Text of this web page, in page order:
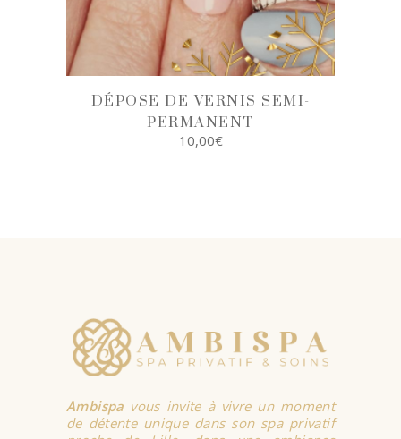
DÉPOSE DE VERNIS SEMI-
PERMANENT
10,00€
Ambispa vous invite à vivre un moment
de détente unique dans son spa privatif